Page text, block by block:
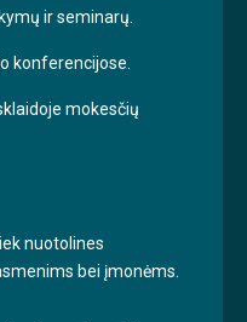
ir seminarų.
konferencijose.
mokesčių
nuotolines
bei įmonėms.